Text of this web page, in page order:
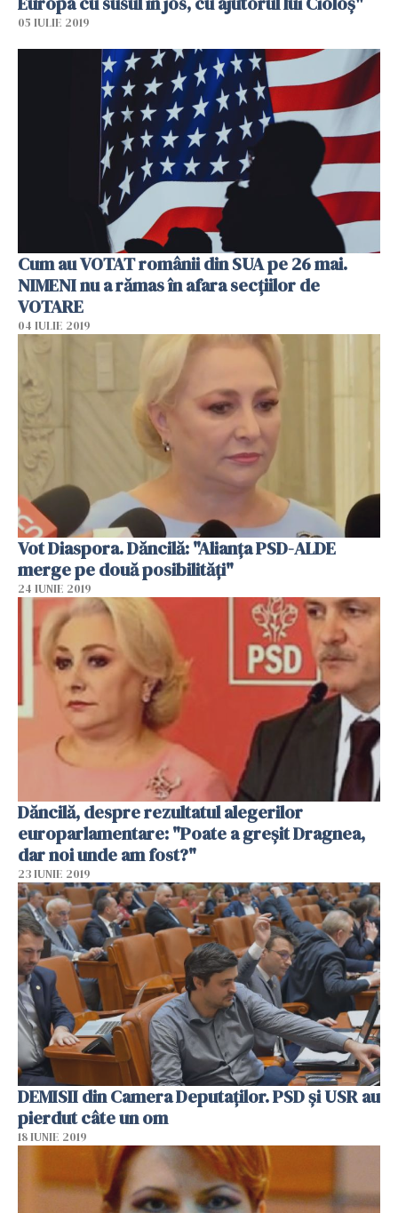
05 IULIE 2019
Cum au VOTAT românii din SUA pe 26 mai.
NIMENI nu a rămas în afara secţiilor de
VOTARE
04 IULIE 2019
Vot Diaspora. Dăncilă: "Alianţa PSD-ALDE
merge pe două posibilităţi"
24 IUNIE 2019
Dăncilă, despre rezultatul alegerilor
europarlamentare: "Poate a greşit Dragnea,
dar noi unde am fost?"
23 IUNIE 2019
DEMISII din Camera Deputaţilor. PSD şi USR au
pierdut câte un om
18 IUNIE 2019